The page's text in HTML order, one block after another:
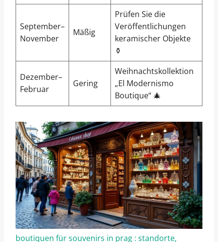
September–
November
Mäßig
Prüfen Sie die
Veröffentlichungen
keramischer Objekte
⚱️
Dezember–
Februar
Gering
Weihnachtskollektion
„El Modernismo
Boutique“ 🎄
boutiquen für souvenirs in prag : standorte,